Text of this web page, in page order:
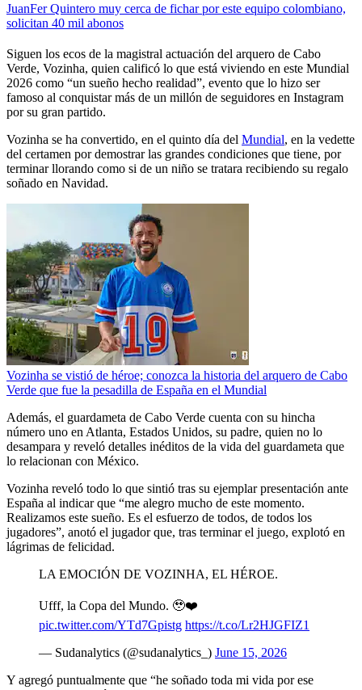
JuanFer Quintero muy cerca de fichar por este equipo colombiano,
solicitan 40 mil abonos
Siguen los ecos de la magistral actuación del arquero de Cabo
Verde, Vozinha, quien calificó lo que está viviendo en este Mundial
2026 como “un sueño hecho realidad”, evento que lo hizo ser
famoso al conquistar más de un millón de seguidores en Instagram
por su gran partido.
Vozinha se ha convertido, en el quinto día del Mundial, en la vedette
del certamen por demostrar las grandes condiciones que tiene, por
terminar llorando como si de un niño se tratara recibiendo su regalo
soñado en Navidad.
Vozinha se vistió de héroe; conozca la historia del arquero de Cabo
Verde que fue la pesadilla de España en el Mundial
Además, el guardameta de Cabo Verde cuenta con su hincha
número uno en Atlanta, Estados Unidos, su padre, quien no lo
desampara y reveló detalles inéditos de la vida del guardameta que
lo relacionan con México.
Vozinha reveló todo lo que sintió tras su ejemplar presentación ante
España al indicar que “me alegro mucho de este momento.
Realizamos este sueño. Es el esfuerzo de todos, de todos los
jugadores”, anotó el jugador que, tras terminar el juego, explotó en
lágrimas de felicidad.
LA EMOCIÓN DE VOZINHA, EL HÉROE.
Ufff, la Copa del Mundo. 🥹❤️
pic.twitter.com/YTd7Gpistg https://t.co/Lr2HJGFIZ1
— Sudanalytics (@sudanalytics_) June 15, 2026
Y agregó puntualmente que “he soñado toda mi vida por ese